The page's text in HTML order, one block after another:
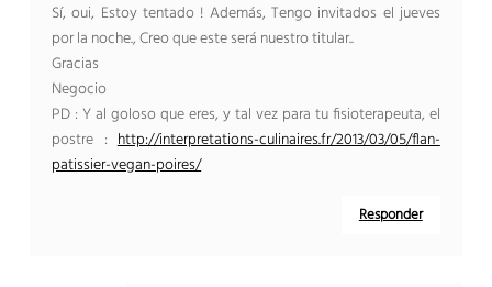
Sí, oui, Estoy tentado ! Además, Tengo invitados el jueves
por la noche., Creo que este será nuestro titular..
Gracias
Negocio
PD : Y al goloso que eres, y tal vez para tu fisioterapeuta, el
postre :http://interpretations-culinaires.fr/2013/03/05/flan-
patissier-vegan-poires/
Responder